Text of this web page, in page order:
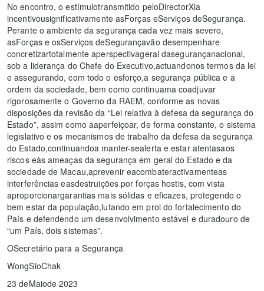
​No encontro, o estímulotransmitido peloDirectorXia
incentivousignificativamente asForças eServiços deSegurança.
Perante o ambiente da segurança cada vez mais severo,
asForças e osServiços deSegurançavão desempenhare
concretizartotalmente aperspectivageral dasegurançanacional,
sob a liderança do Chefe do Executivo,actuandonos termos da lei
e assegurando, com todo o esforço,a segurança pública e a
ordem da sociedade, bem como continuama coadjuvar
rigorosamente o Governo da RAEM, conforme as novas
disposições da revisão da “Lei relativa à defesa da segurança do
Estado”, assim como aaperfeiçoar, de forma constante, o sistema
legislativo e os mecanismos de trabalho da defesa da segurança
do Estado,continuandoa manter-sealerta e estar atentasaos
riscos eàs ameaças da segurança em geral do Estado e da
sociedade de Macau,aprevenir eacombateractivamenteas
interferências easdestruições por forças hostis, com vista
aproporcionargarantias mais sólidas e eficazes, protegendo o
bem estar da população,lutando em prol do fortalecimento do
País e defendendo um desenvolvimento estável e duradouro de
“um País, dois sistemas”.
OSecretário para a Segurança
WongSioChak
23 deMaiode 2023